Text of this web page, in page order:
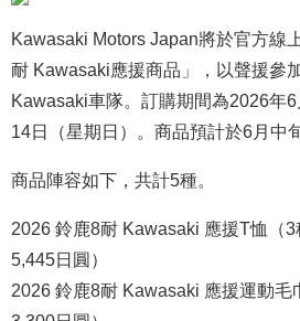
Kawasaki Motors Japan將於官方線
耐 Kawasaki應援商品」，以聲援參
Kawasaki車隊。訂購期間為2026年
14日（星期日）。商品預計於6月中
商品陣容如下，共計5種。
2026 鈴鹿8耐 Kawasaki 應援T恤（3
5,445日圓）
2026 鈴鹿8耐 Kawasaki 應援運動毛